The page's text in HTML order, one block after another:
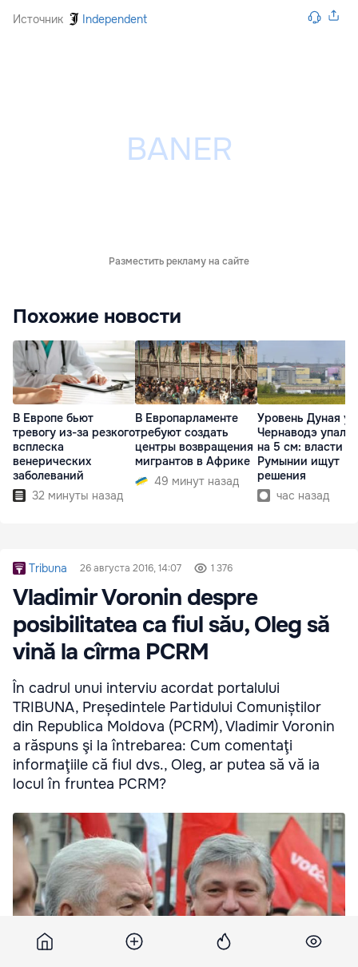
Источник Independent
Разместить рекламу на сайте
Похожие новости
В Европе бьют
тревогу из-за резкого
всплеска
венерических
заболеваний
32 минуты назад
В Европарламенте
требуют создать
центры возвращения
мигрантов в Африке
49 минут назад
Уровень Дуная у
Чернаводэ упал
на 5 см: власти
Румынии ищут
решения
час назад
Tribuna 26 августа 2016, 14:07 1 376
Vladimir Voronin despre
posibilitatea ca fiul său, Oleg să
vină la cîrma PCRM
În cadrul unui interviu acordat portalului
TRIBUNA, Președintele Partidului Comuniștilor
din Republica Moldova (PCRM), Vladimir Voronin
a răspuns şi la întrebarea: Cum comentaţi
informaţiile că fiul dvs., Oleg, ar putea să vă ia
locul în fruntea PCRM?